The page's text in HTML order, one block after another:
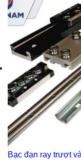
Bạc đạn ray trượt